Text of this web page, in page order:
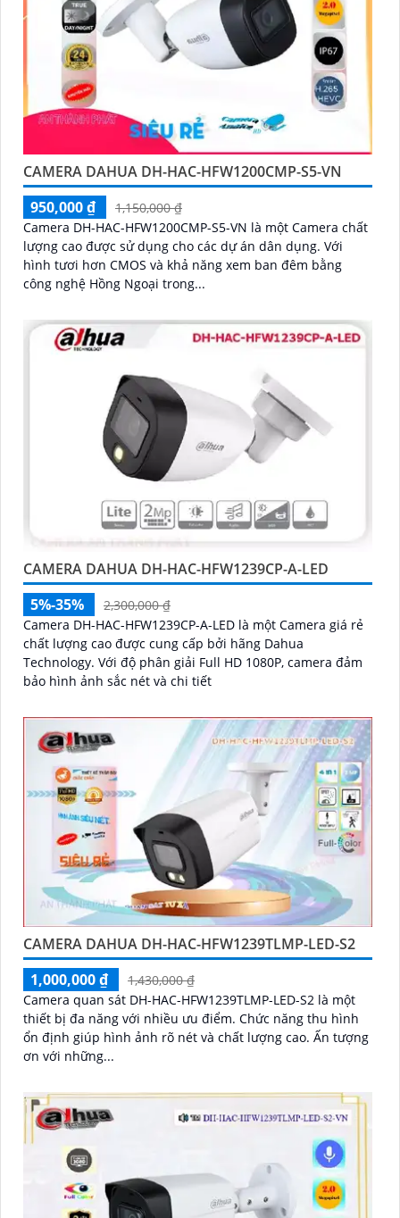
CAMERA DAHUA DH-HAC-HFW1200CMP-S5-VN
950,000 ₫
1,150,000 ₫
Camera DH-HAC-HFW1200CMP-S5-VN là một Camera chất
lượng cao được sử dụng cho các dự án dân dụng. Với
hình tươi hơn CMOS và khả năng xem ban đêm bằng
công nghệ Hồng Ngoại trong...
CAMERA DAHUA DH-HAC-HFW1239CP-A-LED
5%-35%
2,300,000 ₫
Camera DH-HAC-HFW1239CP-A-LED là một Camera giá rẻ
chất lượng cao được cung cấp bởi hãng Dahua
Technology. Với độ phân giải Full HD 1080P, camera đảm
bảo hình ảnh sắc nét và chi tiết
CAMERA DAHUA DH-HAC-HFW1239TLMP-LED-S2
1,000,000 ₫
1,430,000 ₫
Camera quan sát DH-HAC-HFW1239TLMP-LED-S2 là một
thiết bị đa năng với nhiều ưu điểm. Chức năng thu hình
ổn định giúp hình ảnh rõ nét và chất lượng cao. Ấn tượng
ơn với những...